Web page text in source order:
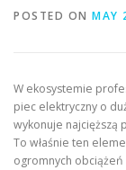
KONTAKT
POSTED ON MAY
W ekosystemie
piec elektryczny o
wykonuje najcięższą
To właśnie ten
ogromnych